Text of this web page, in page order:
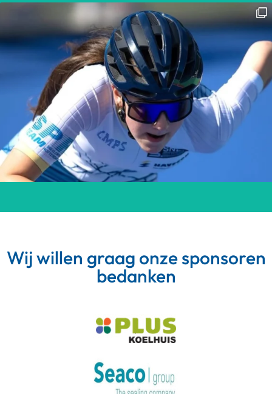
Wij willen graag onze sponsoren
bedanken